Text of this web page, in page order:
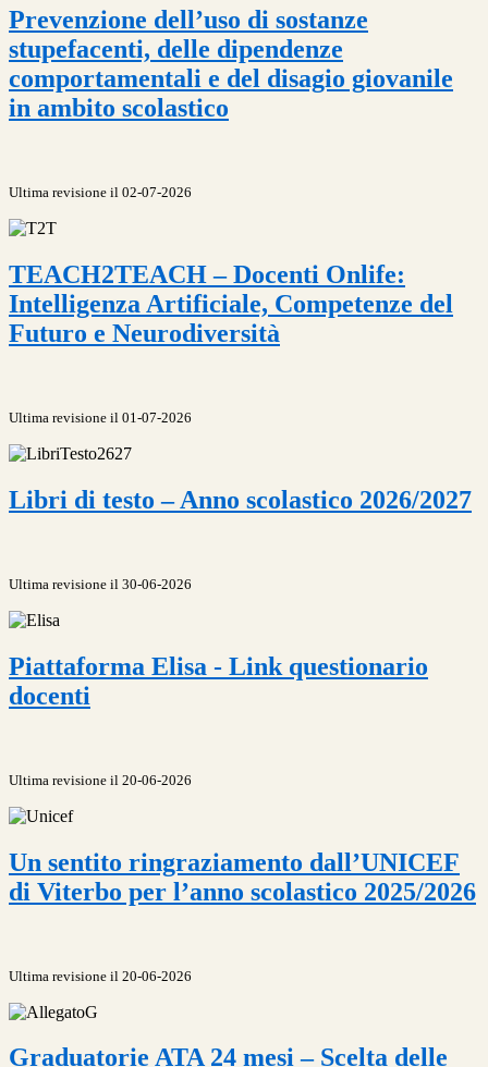
Prevenzione dell’uso di sostanze
stupefacenti, delle dipendenze
comportamentali e del disagio giovanile
in ambito scolastico
Ultima revisione il 02-07-2026
TEACH2TEACH – Docenti Onlife:
Intelligenza Artificiale, Competenze del
Futuro e Neurodiversità
Ultima revisione il 01-07-2026
Libri di testo – Anno scolastico 2026/2027
Ultima revisione il 30-06-2026
Piattaforma Elisa - Link questionario
docenti
Ultima revisione il 20-06-2026
Un sentito ringraziamento dall’UNICEF
di Viterbo per l’anno scolastico 2025/2026
Ultima revisione il 20-06-2026
Graduatorie ATA 24 mesi – Scelta delle